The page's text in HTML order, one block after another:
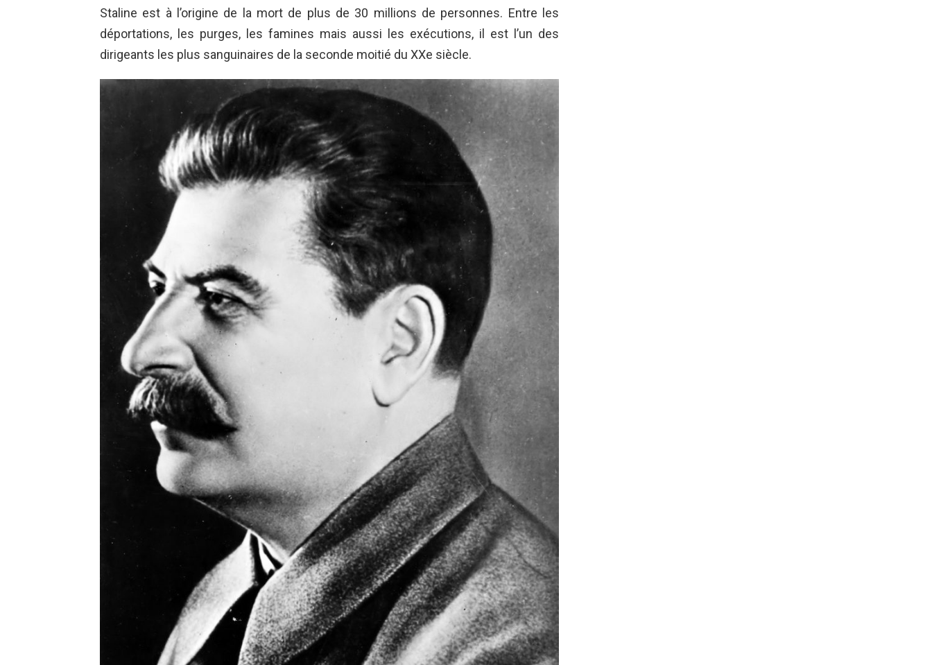
Staline est à l’origine de la mort de plus de 30 millions de personnes. Entre les
déportations, les purges, les famines mais aussi les exécutions, il est l’un des
dirigeants les plus sanguinaires de la seconde moitié du XXe siècle.